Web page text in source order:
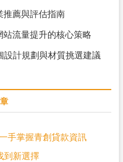
推薦與評估指南
站流量提升的核心策略
設計規劃與材質挑選建議
手掌握青創貸款資訊
到新選擇